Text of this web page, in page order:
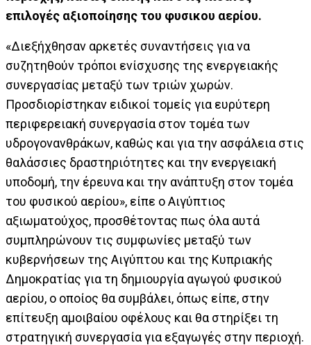
επιλογές αξιοποίησης του φυσικου αερίου.
«Διεξήχθησαν αρκετές συναντήσεις για να
συζητηθούν τρόποι ενίσχυσης της ενεργειακής
συνεργασίας μεταξύ των τριών χωρών.
Προσδιορίστηκαν ειδικοί τομείς για ευρύτερη
περιφερειακή συνεργασία στον τομέα των
υδρογονανθράκων, καθώς και για την ασφάλεια στις
θαλάσσιες δραστηριότητες και την ενεργειακή
υποδομή, την έρευνα και την ανάπτυξη στον τομέα
του φυσικού αερίου», είπε ο Αιγύπτιος
αξιωματούχος, προσθέτοντας πως όλα αυτά
συμπληρώνουν τις συμφωνίες μεταξύ των
κυβερνήσεων της Αιγύπτου και της Κυπριακής
Δημοκρατίας για τη δημιουργία αγωγού φυσικού
αερίου, ο οποίος θα συμβάλει, όπως είπε, στην
επίτευξη αμοιβαίου οφέλους και θα στηρίξει τη
στρατηγική συνεργασία για εξαγωγές στην περιοχή.